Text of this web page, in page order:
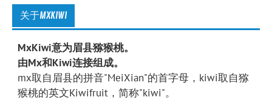
关于MXKIWI
MxKiwi意为眉县猕猴桃。
由Mx和Kiwi连接组成。
mx取自眉县的拼音"MeiXian"的首字母，kiwi取自猕
猴桃的英文Kiwifruit，简称"kiwi"。